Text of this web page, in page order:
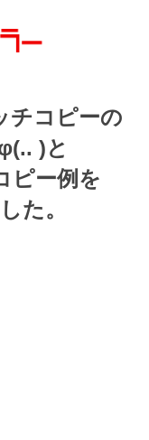
チコピーの
)と
ピー例を
た。